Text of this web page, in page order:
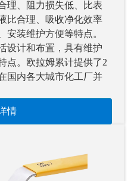
理、阻力损失低、比表
比合理、吸收净化效率
安装维护方便等特点。
设计和布置，具有维护
点。欧拉姆累计提供了2
国内各大城市化工厂并
情